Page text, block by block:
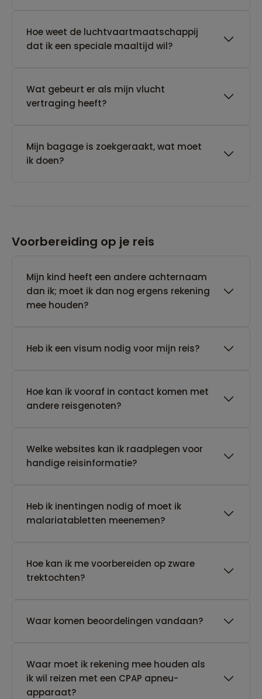
Hoe weet de luchtvaartmaatschappij
dat ik een speciale maaltijd wil?
Wat gebeurt er als mijn vlucht
vertraging heeft?
Mijn bagage is zoekgeraakt, wat moet
ik doen?
Voorbereiding op je reis
Mijn kind heeft een andere achternaam
dan ik; moet ik dan nog ergens rekening
mee houden?
Heb ik een visum nodig voor mijn reis?
Hoe kan ik vooraf in contact komen met
andere reisgenoten?
Welke websites kan ik raadplegen voor
handige reisinformatie?
Heb ik inentingen nodig of moet ik
malariatabletten meenemen?
Hoe kan ik me voorbereiden op zware
trektochten?
Waar komen beoordelingen vandaan?
Waar moet ik rekening mee houden als
ik wil reizen met een CPAP apneu-
apparaat?